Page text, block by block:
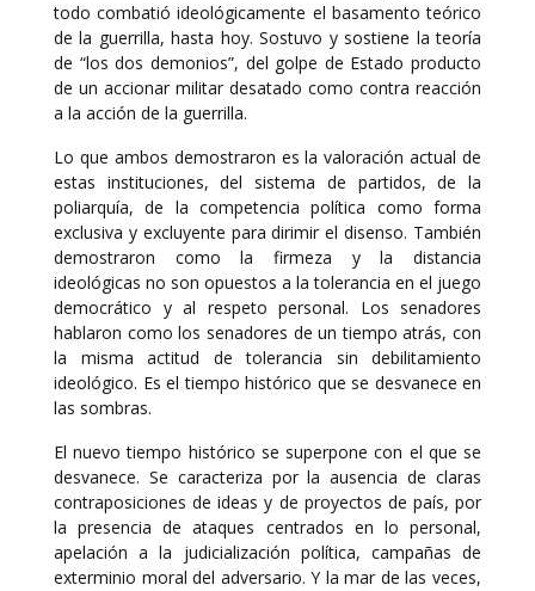
todo combatió ideológicamente el basamento teórico
de la guerrilla, hasta hoy. Sostuvo y sostiene la teoría
de “los dos demonios”, del golpe de Estado producto
de un accionar militar desatado como contra reacción
a la acción de la guerrilla.
Lo que ambos demostraron es la valoración actual de
estas instituciones, del sistema de partidos, de la
poliarquía, de la competencia política como forma
exclusiva y excluyente para dirimir el disenso. También
demostraron como la firmeza y la distancia
ideológicas no son opuestos a la tolerancia en el juego
democrático y al respeto personal. Los senadores
hablaron como los senadores de un tiempo atrás, con
la misma actitud de tolerancia sin debilitamiento
ideológico. Es el tiempo histórico que se desvanece en
las sombras.
El nuevo tiempo histórico se superpone con el que se
desvanece. Se caracteriza por la ausencia de claras
contraposiciones de ideas y de proyectos de país, por
la presencia de ataques centrados en lo personal,
apelación a la judicialización política, campañas de
exterminio moral del adversario. Y la mar de las veces,